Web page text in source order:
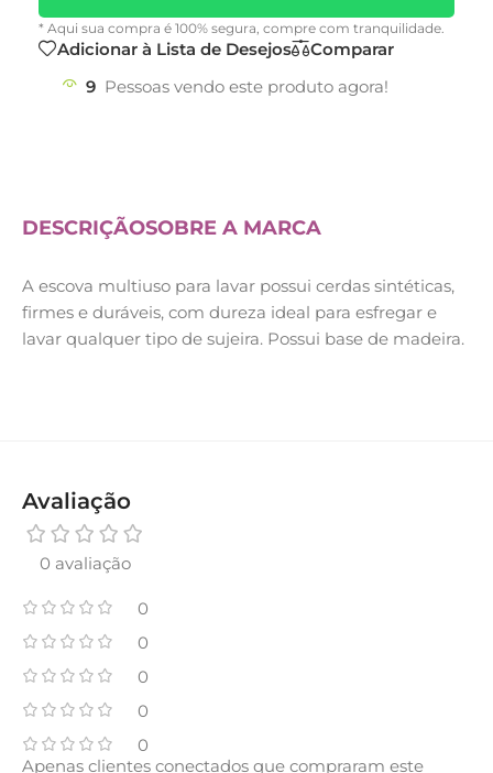
* Aqui sua compra é 100% segura, compre com tranquilidade.
Adicionar à Lista de Desejos
Comparar
9 Pessoas vendo este produto agora!
DESCRIÇÃOSOBRE A MARCA
A escova multiuso para lavar possui cerdas sintéticas,
firmes e duráveis, com dureza ideal para esfregar e
lavar qualquer tipo de sujeira. Possui base de madeira.
Avaliação
0 avaliação
0
0
0
0
0
Apenas clientes conectados que compraram este